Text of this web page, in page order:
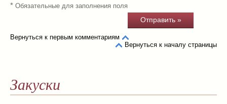
* Обязательные для заполнения поля
Вернуться к первым комментариям
Вернуться к началу страницы
Закуски